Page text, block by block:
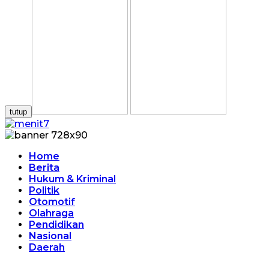
tutup
Home
Berita
Hukum & Kriminal
Politik
Otomotif
Olahraga
Pendidikan
Nasional
Daerah